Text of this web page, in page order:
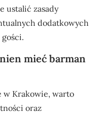
ustalić zasady
dodatkowych
mieć barman
w Krakowie, warto
oraz